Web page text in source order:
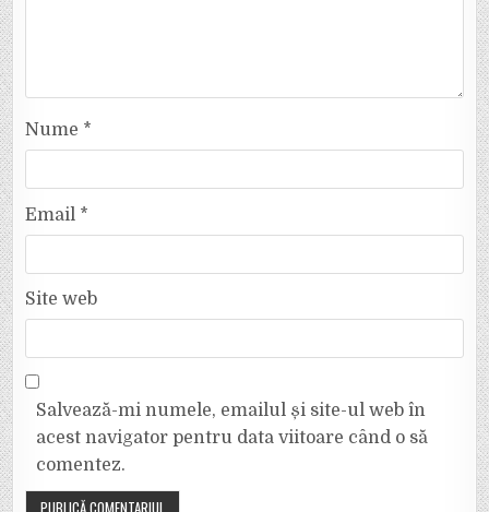
Nume *
Email *
Site web
Salvează-mi numele, emailul și site-ul web în
acest navigator pentru data viitoare când o să
comentez.